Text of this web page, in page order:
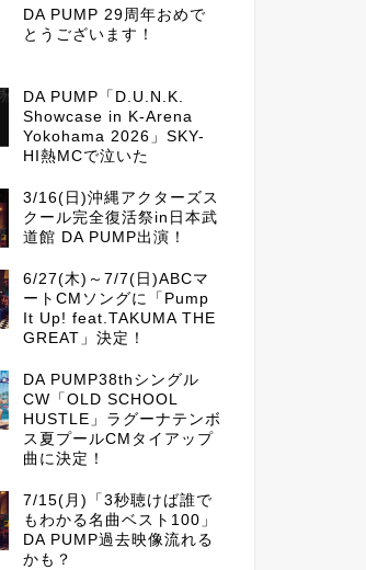
DA PUMP 29周年おめで
とうございます！
DA PUMP「D.U.N.K.
Showcase in K-Arena
Yokohama 2026」SKY-
HI熱MCで泣いた
3/16(日)沖縄アクターズス
クール完全復活祭in日本武
道館 DA PUMP出演！
6/27(木)～7/7(日)ABCマ
ートCMソングに「Pump
It Up! feat.TAKUMA THE
GREAT」決定！
DA PUMP38thシングル
CW「OLD SCHOOL
HUSTLE」ラグーナテンボ
ス夏プールCMタイアップ
曲に決定！
7/15(月)「3秒聴けば誰で
もわかる名曲ベスト100」
DA PUMP過去映像流れる
かも？